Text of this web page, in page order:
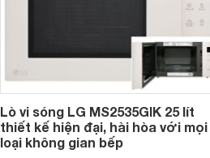
Lò vi sóng LG MS2535GIK 25 lít
thiết kế hiện đại, hài hòa với mọi
loại không gian bếp